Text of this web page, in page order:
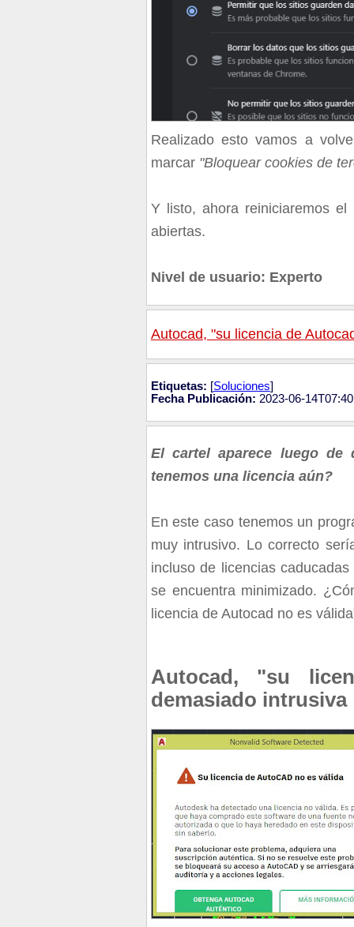
Realizado esto vamos a
marcar "Bloquear cookies de
Y listo, ahora reiniciaremos
abiertas.
Nivel de usuario: Experto
Autocad, "su licencia de
Etiquetas: [Soluciones]
Fecha Publicación: 2023-06-
El cartel aparece luego de
tenemos una licencia aún?
En este caso tenemos un
muy intrusivo. Lo correcto
incluso de licencias
se encuentra minimizado.
licencia de Autocad no es
Autocad, "su
demasiado intrusiva